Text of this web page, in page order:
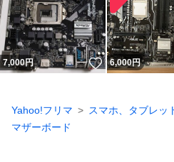
7,000円 いいね！
6,000円
Yahoo!フリマ スマホ、タブレッ
マザーボード